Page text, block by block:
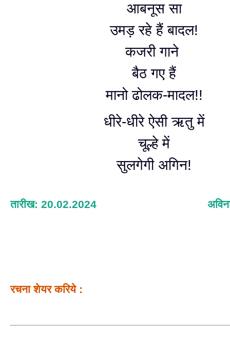
आबनूस सा
उमड़ रहे हैं बादल!
कजरी गाने
बैठ गए हैं
मानो ढोलक-मादल!!
धीरे-धीरे ऐसी ऋतु में
चूल्हे में
सुलगेगी अगिन!
तारीख: 20.02.2024
रचना शेयर करिये :